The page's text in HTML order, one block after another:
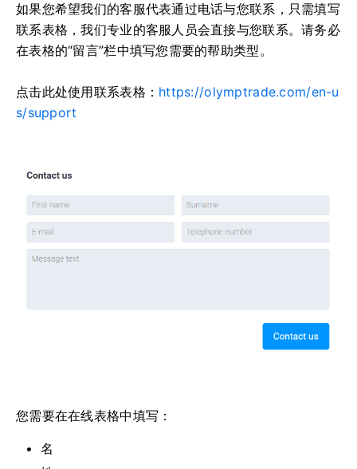
如果您希望我们的客服代表通过电话与您联系，只需填写
联系表格，我们专业的客服人员会直接与您联系。请务必
在表格的“留言”栏中填写您需要的帮助类型。
点击此处使用联系表格： https://olymptrade.com/en-u
s/support
您需要在在线表格中填写：
名